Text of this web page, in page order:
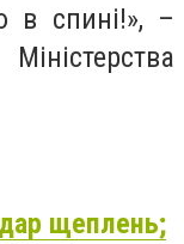
в спині!», –
щеплень;